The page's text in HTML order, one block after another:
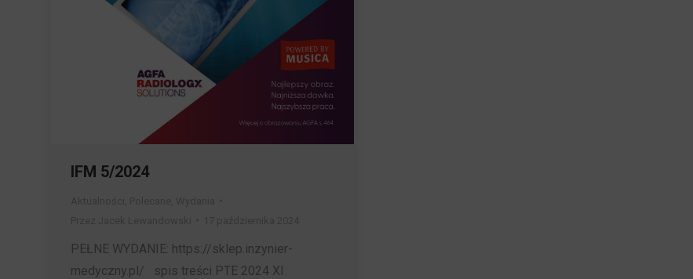
IFM 5/2024
PEŁNE WYDANIE: https://sklep.inzynier-
medyczny.pl/ spis treści PTE 2024 XI